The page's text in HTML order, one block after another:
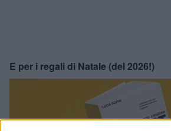
E per i regali di Natale (del 2026!)